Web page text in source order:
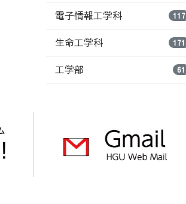
電子情報工学科 117
生命工学科 171
工学部 61